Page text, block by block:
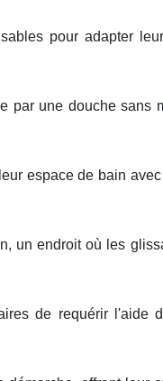
pour adapter
par une douche sans
espace de bain
un endroit où les
de requérir l'aide